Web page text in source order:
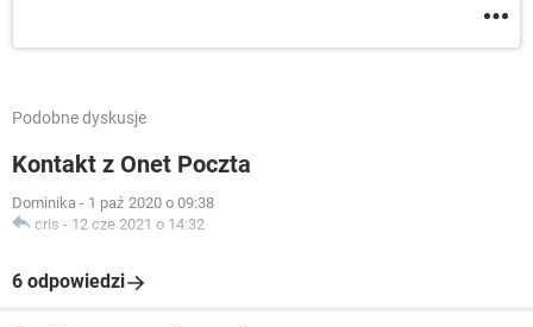
Podobne dyskusje
Kontakt z Onet Poczta
Dominika - 1 paź 2020 o 09:38
cris - 12 cze 2021 o 14:32
6 odpowiedzi